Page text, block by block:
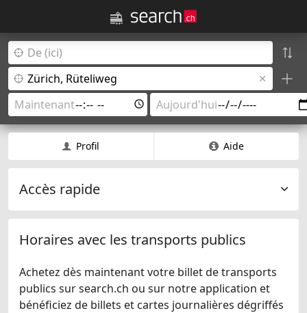
Profil Aide
Accès rapide
Horaires avec les transports publics
Achetez dès maintenant votre billet de transports
publics sur search.ch ou sur notre application et
bénéficiez de billets et cartes journalières dégriffés